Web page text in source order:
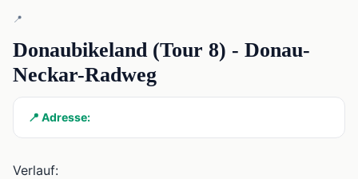
📍
Donaubikeland (Tour 8) - Donau-
Neckar-Radweg
📍 Adresse:
Verlauf: